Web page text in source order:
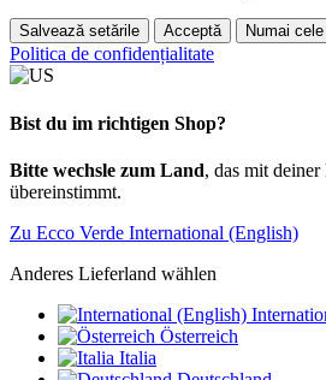
Salvează setările Acceptă Numai
Politica de confidențialitate
Bist du im richtigen Shop?
Bitte wechsle zum Land, das mit deiner
übereinstimmt.
Zu Ecco Verde International (English)
Anderes Lieferland wählen
Österreich
Italia